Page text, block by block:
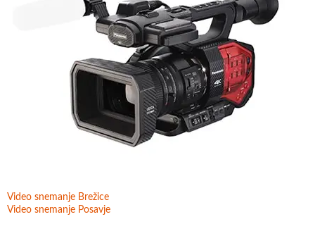
Video snemanje Brežice
Video snemanje Posavje